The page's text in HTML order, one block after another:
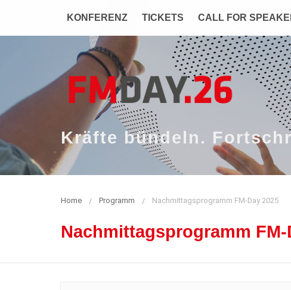
KONFERENZ TICKETS CALL FOR
Kräfte bündeln.
Home Programm Nachmittagsprogramm FM-Day 2025
Nachmittagsprogramm FM-